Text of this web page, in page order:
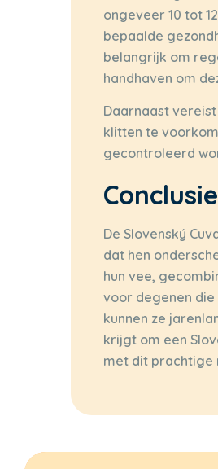
ongeveer 10 tot
bepaalde
belangrijk om
handhaven om
Daarnaast
klitten te
gecontroleerd
Conclusie
De Slovenský
dat hen
hun vee,
voor degenen die
kunnen ze
krijgt om een
met dit prachtige